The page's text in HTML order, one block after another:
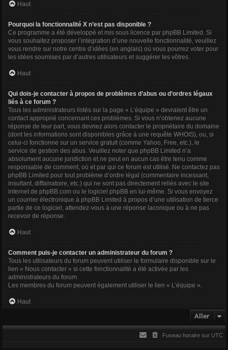
Haut
Pourquoi la fonctionnalité X n’est pas disponible ?
Ce programme a été développé et mis sous licence par phpBB Limited. Si
vous souhaitez proposer l’intégration d’une nouvelle fonctionnalité, veuillez
vous rendre sur notre centre d’idées (en anglais) où vous pourrez voter pour
les idées soumises par d’autres utilisateurs et suggérer les vôtres.
Haut
Qui dois-je contacter à propos de problèmes d’abus ou d’ordres légaux
liés à ce forum ?
Tous les administrateurs listés sur la page « L’équipe » devraient être un
contact approprié concernant ces problèmes. Si vous n’obtenez aucune
réponse de leur part, vous devriez alors contacter le propriétaire du domaine
(dont les informations sont disponibles grâce à une requête WHOIS), ou, si
celui-ci fonctionne sur un service gratuit (comme Yahoo, Free, etc.), le
service de gestion des abus. Veuillez noter que phpBB Limited n’a
absolument aucune juridiction et ne peut en aucun cas être tenu comme
responsable de comment, où et par qui ce forum est utilisé. Ne contactez pas
phpBB Limited pour tout problème d’ordre légal (commentaire incessant,
insultant, diffamatoire, etc.) qui ne sont pas directement reliés avec le site
internet de phpBB.com ou le logiciel phpBB en lui-même. Si vous envoyez
un courrier électronique à phpBB Limited à propos d’une utilisation de tierce
partie de ce logiciel, attendez-vous à une réponse laconique ou à ne pas
recevoir de réponse.
Haut
Comment puis-je contacter un administrateur du forum ?
Tous les utilisateurs du forum peuvent utiliser le formulaire disponible sur le
lien « Nous contacter » si cette fonctionnalité a été activée par les
administrateurs du forum.
Les membres du forum peuvent également utiliser le lien « L’équipe ».
Haut
Aller
Fuseau horaire sur UTC